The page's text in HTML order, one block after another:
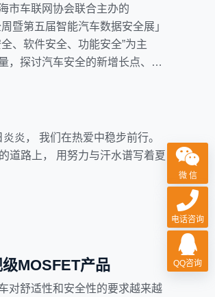
市车联网协会联合主办的
暨第五届智能汽车数据安全展」
、软件安全、功能安全”为主
，探讨汽车安全的新增长点、新
炎， 我们在热爱中稳步前行。
道路上， 用努力与汗水谱写着夏
MOSFET产品
对舒适性和安全性的要求越来越
微 信
电话咨询
QQ咨询